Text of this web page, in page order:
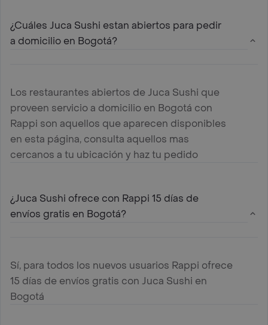
¿Cuáles Juca Sushi estan abiertos para pedir
a domicilio en Bogotá?
Los restaurantes abiertos de Juca Sushi que
proveen servicio a domicilio en Bogotá con
Rappi son aquellos que aparecen disponibles
en esta página, consulta aquellos mas
cercanos a tu ubicación y haz tu pedido
¿Juca Sushi ofrece con Rappi 15 días de
envíos gratis en Bogotá?
Sí, para todos los nuevos usuarios Rappi ofrece
15 días de envíos gratis con Juca Sushi en
Bogotá